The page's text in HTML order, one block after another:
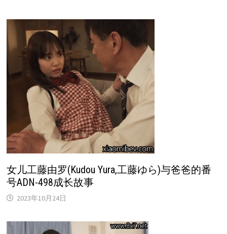
女儿工藤由罗(Kudou Yura,工藤ゆら)与爸爸的番
号ADN-498成长故事
2023年10月24日